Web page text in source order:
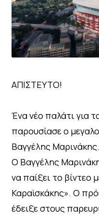
ΑΠΙΣΤΕΥΤΟ!
Ένα νέο παλάτι για
παρουσίασε ο
Βαγγέλης Μαρινάκης.
Ο Βαγγέλης
να παίξει το βίντεο
Καραϊσκάκης». Ο
έδειξε στους